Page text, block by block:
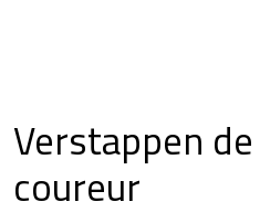
Verstappen
coureur